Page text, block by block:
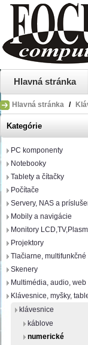
Hlavná stránka
Hlavná stránka /
Kategórie
PC komponenty
Notebooky
Tablety a čítačky
Počítače
Servery, NAS a
Mobily a navigácie
Monitory
Projektory
Tlačiarne,
Skenery
Multimédia, audio, web
Klávesnice, myšky,
klávesnice
káblove
numerické